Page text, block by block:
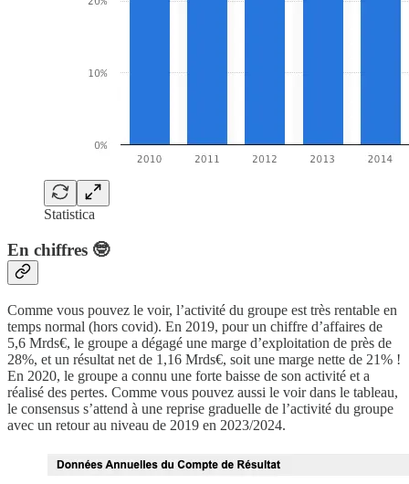
Statistica
En chiffres 🤓
Comme vous pouvez le voir, l’activité du groupe est très rentable en
temps normal (hors covid). En 2019, pour un chiffre d’affaires de
5,6 Mrds€, le groupe a dégagé une marge d’exploitation de près de
28%, et un résultat net de 1,16 Mrds€, soit une marge nette de 21% !
En 2020, le groupe a connu une forte baisse de son activité et a
réalisé des pertes. Comme vous pouvez aussi le voir dans le tableau,
le consensus s’attend à une reprise graduelle de l’activité du groupe
avec un retour au niveau de 2019 en 2023/2024.